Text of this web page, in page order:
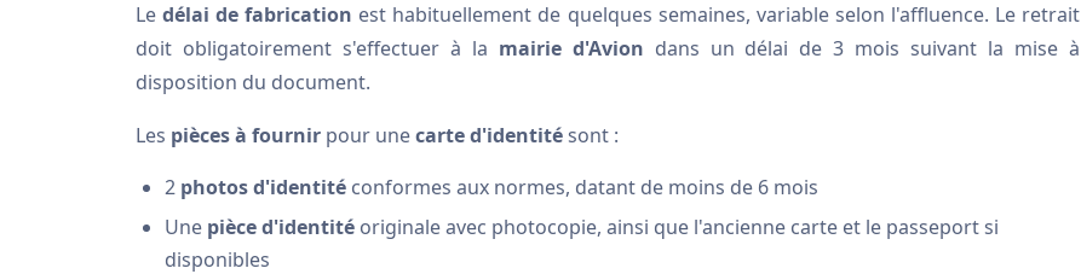
Ledélai de fabrication est habituellement de quelques semaines, variable selon l'affluence. Le retrait
doit obligatoirement s'effectuer à la mairie d'Avion dans un délai de 3 mois suivant la mise à
disposition du document.
Les pièces à fournir pour unecarte d'identitésont :
2 photos d'identité conformes aux normes, datant de moins de 6 mois
Une pièce d'identité originale avec photocopie, ainsi que l'ancienne carte et le passeport si
disponibles